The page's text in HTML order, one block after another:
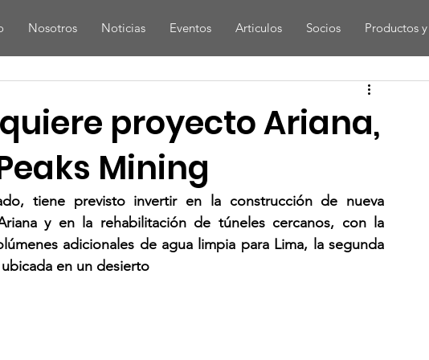
Nosotros Noticias Eventos Articulos Socios Productos
proyecto Ariana,
Mining
tiene previsto invertir en la construcción de nueva
y en la rehabilitación de túneles cercanos, con la
adicionales de agua limpia para Lima, la segunda
en un desierto